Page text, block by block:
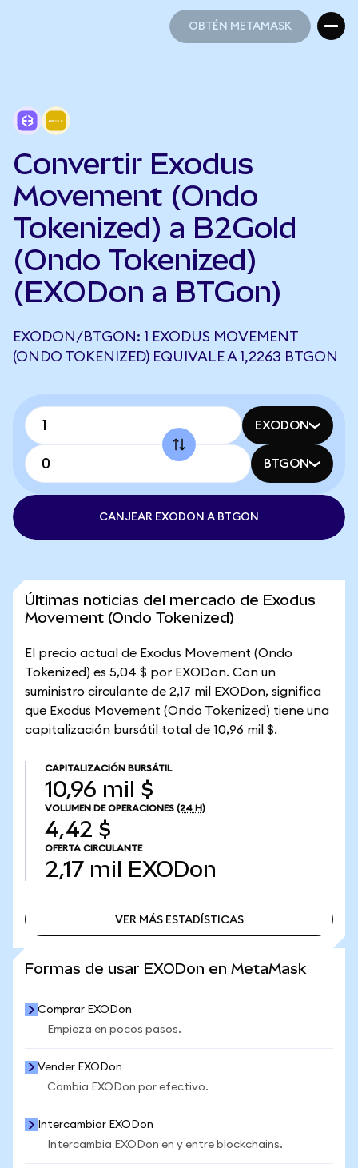
OBTÉN METAMASK
Convertir Exodus
Movement (Ondo
Tokenized) a B2Gold
(Ondo Tokenized)
(EXODon a BTGon)
EXODON/BTGON: 1 EXODUS MOVEMENT
(ONDO TOKENIZED) EQUIVALE A 1,2263 BTGON
EXODON
BTGON
CANJEAR EXODON A BTGON
Últimas noticias del mercado de Exodus
Movement (Ondo Tokenized)
El precio actual de Exodus Movement (Ondo
Tokenized) es 5,04 $ por EXODon. Con un
suministro circulante de 2,17 mil EXODon, significa
que Exodus Movement (Ondo Tokenized) tiene una
capitalización bursátil total de 10,96 mil $.
CAPITALIZACIÓN BURSÁTIL
10,96 mil $
VOLUMEN DE OPERACIONES (24 H)
4,42 $
OFERTA CIRCULANTE
2,17 mil EXODon
VER MÁS ESTADÍSTICAS
Formas de usar EXODon en MetaMask
Comprar EXODon
Empieza en pocos pasos.
Vender EXODon
Cambia EXODon por efectivo.
Intercambiar EXODon
Intercambia EXODon en y entre blockchains.